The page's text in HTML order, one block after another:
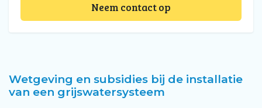
Neem contact op
Wetgeving en subsidies bij de installatie
van een grijswatersysteem